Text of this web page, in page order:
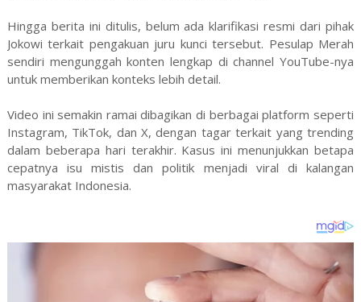
Hingga berita ini ditulis, belum ada klarifikasi resmi dari pihak
Jokowi terkait pengakuan juru kunci tersebut. Pesulap Merah
sendiri mengunggah konten lengkap di channel YouTube-nya
untuk memberikan konteks lebih detail.
Video ini semakin ramai dibagikan di berbagai platform seperti
Instagram, TikTok, dan X, dengan tagar terkait yang trending
dalam beberapa hari terakhir. Kasus ini menunjukkan betapa
cepatnya isu mistis dan politik menjadi viral di kalangan
masyarakat Indonesia.